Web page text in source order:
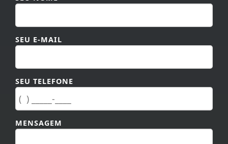
SEU E-MAIL
SEU TELEFONE
MENSAGEM